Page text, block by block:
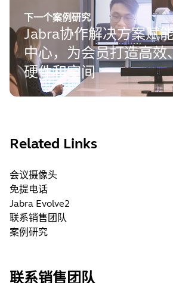
下一个案例研究
Jabra协作解决方案赋
中心，为会员打造高效
硬件和空间
Related Links
会议摄像头
免提电话
Jabra Evolve2
联系销售团队
案例研究
联系销售团队